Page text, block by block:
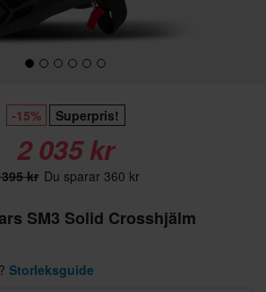
-15% Superpris!
2 035 kr
kr Du sparar 360 kr
SM3 Solid Crosshjälm
Storleksguide